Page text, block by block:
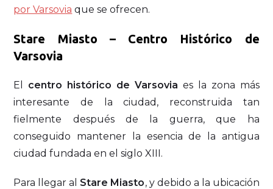
por Varsovia que se ofrecen.
Stare Miasto – Centro Histórico de
Varsovia
El centro histórico de Varsovia es la zona más
interesante de la ciudad, reconstruida tan
fielmente después de la guerra, que ha
conseguido mantener la esencia de la antigua
ciudad fundada en el siglo XIII.
Para llegar al Stare Miasto, y debido a la ubicación